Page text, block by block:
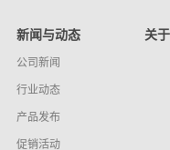
新闻与动态
公司新闻
行业动态
产品发布
促销活动
关